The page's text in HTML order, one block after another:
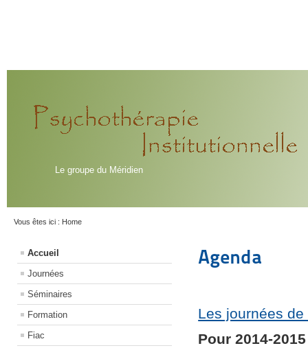
Le groupe du Méridien
Vous êtes ici : Home
Accueil
Journées
Séminaires
Formation
Fiac
Agenda
Les journées
Pour 2014-